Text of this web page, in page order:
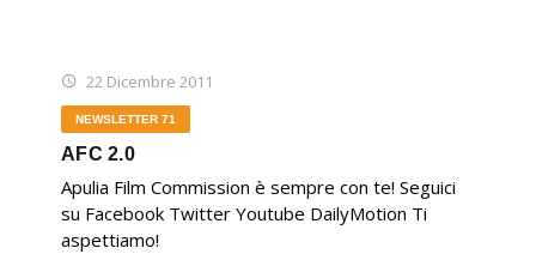
22 Dicembre 2011
NEWSLETTER 71
AFC 2.0
Apulia Film Commission è sempre con te! Seguici
su Facebook Twitter Youtube DailyMotion Ti
aspettiamo!